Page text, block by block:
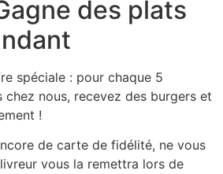
des plats
spéciale : pour chaque 5
chez nous, recevez des burgers et
!
de carte de fidélité, ne vous
vous la remettra lors de